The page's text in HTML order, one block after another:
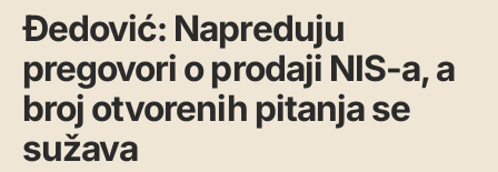
Đedović: Napreduju
pregovori o prodaji NIS-a, a
broj otvorenih pitanja se
sužava